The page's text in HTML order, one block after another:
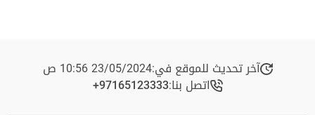
آخر تحديث للموقع في:23/05/2024 10:56 ص
اتصل بنا:+97165123333​